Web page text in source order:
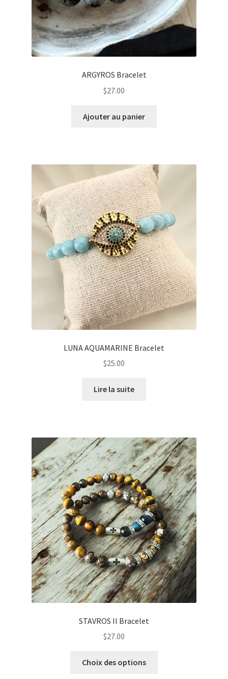
ARGYROS Bracelet
$27.00
Ajouter au panier
LUNA AQUAMARINE Bracelet
$25.00
Lire la suite
STAVROS II Bracelet
$27.00
Choix des options